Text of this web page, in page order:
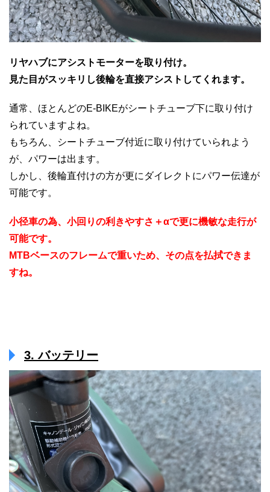
リヤハブにアシストモーターを取り付け。
見た目がスッキリし後輪を直接アシストしてくれます。
通常、ほとんどのE-BIKEがシートチューブ下に取り付け
られていますよね。
もちろん、シートチューブ付近に取り付けていられよう
が、パワーは出ます。
しかし、後輪直付けの方が更にダイレクトにパワー伝達が
可能です。
小径車の為、小回りの利きやすさ＋αで更に機敏な走行が
可能です。
MTBベースのフレームで重いため、その点を払拭できま
すね。
3. バッテリー